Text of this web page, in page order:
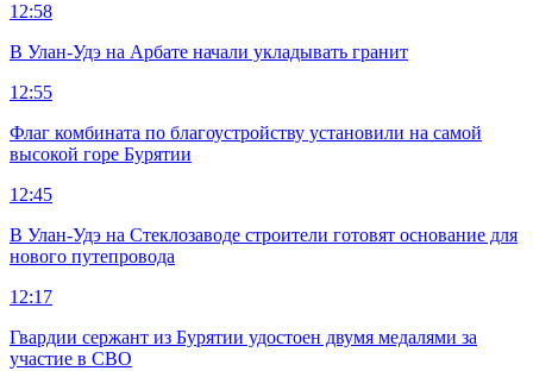
12:58
В Улан-Удэ на Арбате начали укладывать гранит
12:55
Флаг комбината по благоустройству установили на самой
высокой горе Бурятии
12:45
В Улан-Удэ на Стеклозаводе строители готовят основание для
нового путепровода
12:17
Гвардии сержант из Бурятии удостоен двумя медалями за
участие в СВО